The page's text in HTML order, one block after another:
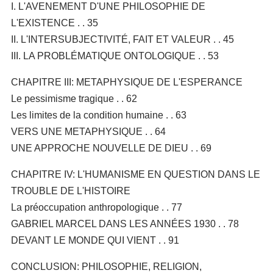
I. L'AVENEMENT D'UNE PHILOSOPHIE DE
L'EXISTENCE . . 35
II. L'INTERSUBJECTIVITÉ, FAIT ET VALEUR . . 45
III. LA PROBLÉMATIQUE ONTOLOGIQUE . . 53
CHAPITRE III: METAPHYSIQUE DE L'ESPERANCE
Le pessimisme tragique . . 62
Les limites de la condition humaine . . 63
VERS UNE METAPHYSIQUE . . 64
UNE APPROCHE NOUVELLE DE DIEU . . 69
CHAPITRE IV: L'HUMANISME EN QUESTION DANS LE
TROUBLE DE L'HISTOIRE
La préoccupation anthropologique . . 77
GABRIEL MARCEL DANS LES ANNÉES 1930 . . 78
DEVANT LE MONDE QUI VIENT . . 91
CONCLUSION: PHILOSOPHIE, RELIGION,